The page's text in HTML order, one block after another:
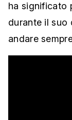
ha significato
durante il suo
andare